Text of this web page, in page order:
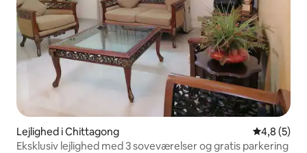
Lejlighed i Chittagong 4,8 ud af 5
4,8 (5)
Eksklusiv lejlighed med 3 soveværelser og gratis parkering